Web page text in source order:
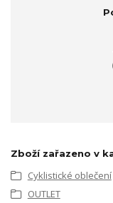
Zboží zařazeno v
Cyklistické oblečení
OUTLET